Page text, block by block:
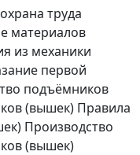
труда
материалов
из механики
первой
подъёмников
(вышек) Правила
Производство
(вышек)